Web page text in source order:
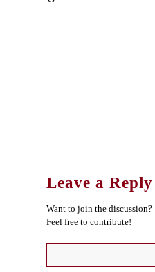
Leave a Reply
Want to join the discussion?
Feel free to contribute!